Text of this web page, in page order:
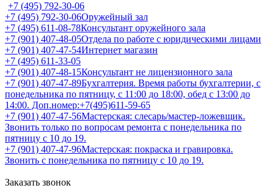
+7 (495) 792-30-06
+7 (495) 792-30-06Оружейный зал
+7 (495) 611-08-78Консультант оружейного зала
+7 (901) 407-48-05Отдела по работе с юридическими лицами
+7 (901) 407-47-54Интернет магазин
+7 (495) 611-33-05
+7 (901) 407-48-15Консультант не лицензионного зала
+7 (901) 407-47-89Бухгалтерия. Время работы бухгалтерии, с
понедельника по пятницу, с 11:00 до 18:00, обед с 13:00 до
14:00. Доп.номер:+7(495)611-59-65
+7 (901) 407-47-56Мастерская: слесарь/мастер-ложевщик.
Звонить только по вопросам ремонта с понедельника по
пятницу с 10 до 19.
+7 (901) 407-47-96Мастерская: покраска и гравировка.
Звонить с понедельника по пятницу с 10 до 19.
Заказать звонок